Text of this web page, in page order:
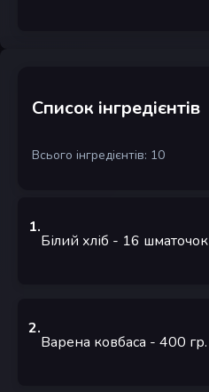
Список інгредієнтів
Всього інгредієнтів: 10
1.
Білий хліб - 16 шматочок
2.
Варена ковбаса - 400 гр.